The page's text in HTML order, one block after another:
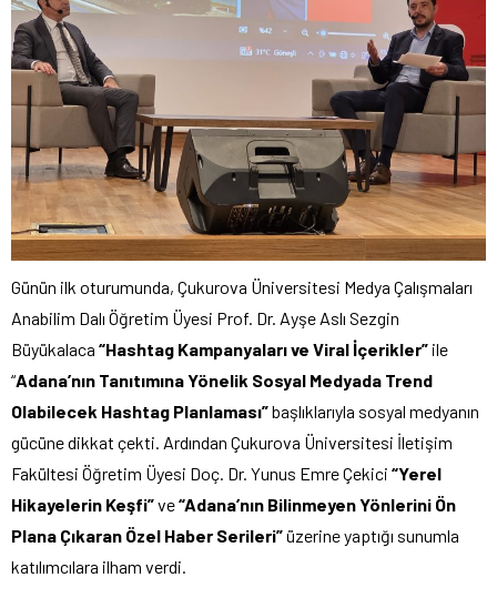
Günün ilk oturumunda, Çukurova Üniversitesi Medya Çalışmaları
Anabilim Dalı Öğretim Üyesi Prof. Dr. Ayşe Aslı Sezgin
Büyükalaca “Hashtag Kampanyaları ve Viral İçerikler” ile
“Adana’nın Tanıtımına Yönelik Sosyal Medyada Trend
Olabilecek Hashtag Planlaması”başlıklarıyla sosyal medyanın
gücüne dikkat çekti. Ardından Çukurova Üniversitesi İletişim
Fakültesi Öğretim Üyesi Doç. Dr. Yunus Emre Çekici “Yerel
Hikayelerin Keşfi”ve“Adana’nın Bilinmeyen Yönlerini Ön
Plana Çıkaran Özel Haber Serileri”üzerine yaptığı sunumla
katılımcılara ilham verdi.